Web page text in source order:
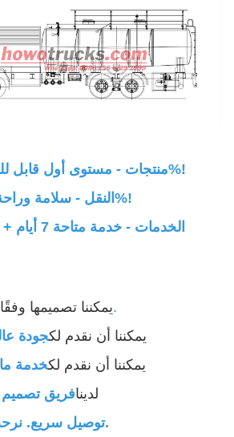
منتجات - مستوى أول قابل للتخصيص بنسبة 100%!
النقل - سلامة وراحة وكفاءة بنسبة 100%!
1. يمكننا تصميمها وفقًا.
2. يمكننا أن نقدم لكجودة
3. يمكننا أن نقدم لكخدمة ما
4. لدينافريق
توصيل سريع. نرحب بجميع الطلبات.